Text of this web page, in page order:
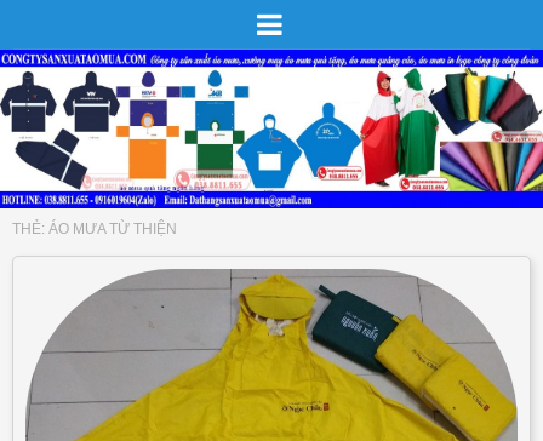
THẺ: ÁO MƯA TỪ THIỆN